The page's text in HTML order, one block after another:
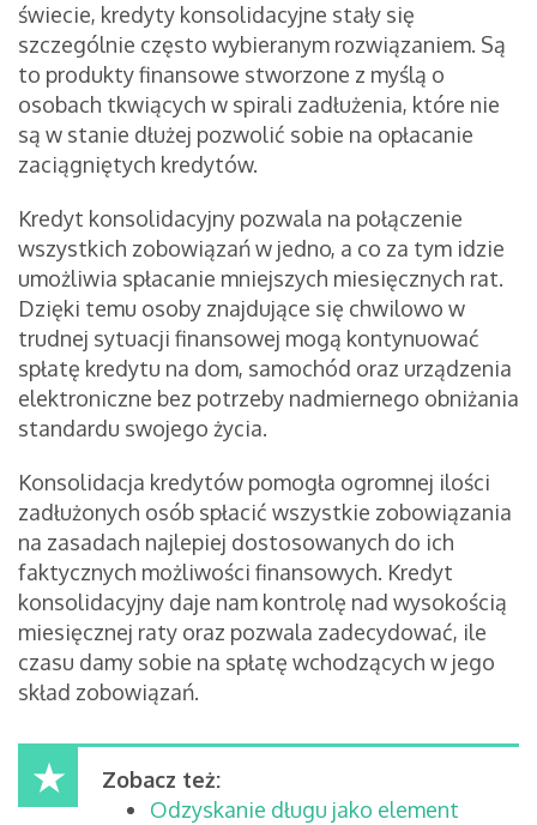
świecie, kredyty konsolidacyjne stały się
szczególnie często wybieranym rozwiązaniem. Są
to produkty finansowe stworzone z myślą o
osobach tkwiących w spirali zadłużenia, które nie
są w stanie dłużej pozwolić sobie na opłacanie
zaciągniętych kredytów.
Kredyt konsolidacyjny pozwala na połączenie
wszystkich zobowiązań w jedno, a co za tym idzie
umożliwia spłacanie mniejszych miesięcznych rat.
Dzięki temu osoby znajdujące się chwilowo w
trudnej sytuacji finansowej mogą kontynuować
spłatę kredytu na dom, samochód oraz urządzenia
elektroniczne bez potrzeby nadmiernego obniżania
standardu swojego życia.
Konsolidacja kredytów pomogła ogromnej ilości
zadłużonych osób spłacić wszystkie zobowiązania
na zasadach najlepiej dostosowanych do ich
faktycznych możliwości finansowych. Kredyt
konsolidacyjny daje nam kontrolę nad wysokością
miesięcznej raty oraz pozwala zadecydować, ile
czasu damy sobie na spłatę wchodzących w jego
skład zobowiązań.
Zobacz też:
Odzyskanie długu jako element